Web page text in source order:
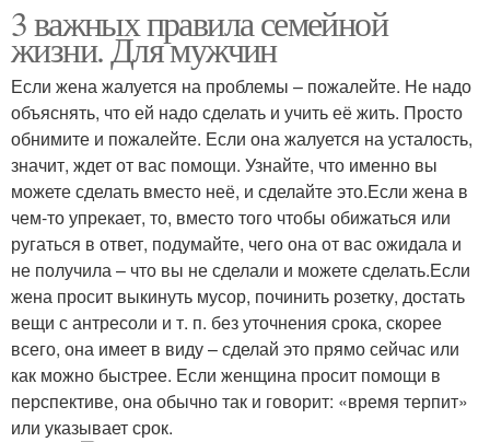
3 важных правила семейной
жизни. Для мужчин
Если жена жалуется на проблемы – пожалейте. Не надо
объяснять, что ей надо сделать и учить её жить. Просто
обнимите и пожалейте. Если она жалуется на усталость,
значит, ждет от вас помощи. Узнайте, что именно вы
можете сделать вместо неё, и сделайте это.Если жена в
чем-то упрекает, то, вместо того чтобы обижаться или
ругаться в ответ, подумайте, чего она от вас ожидала и
не получила – что вы не сделали и можете сделать.Если
жена просит выкинуть мусор, починить розетку, достать
вещи с антресоли и т. п. без уточнения срока, скорее
всего, она имеет в виду – сделай это прямо сейчас или
как можно быстрее. Если женщина просит помощи в
перспективе, она обычно так и говорит: «время терпит»
или указывает срок.